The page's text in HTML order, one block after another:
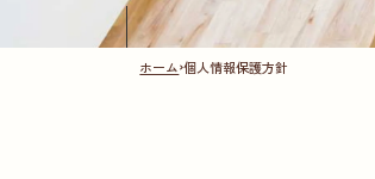
ホーム 個人情報保護方針